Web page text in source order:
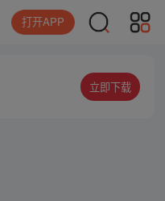
打开APP
立即下载